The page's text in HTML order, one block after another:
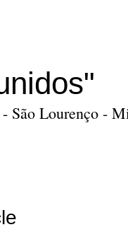
São Lourenço -